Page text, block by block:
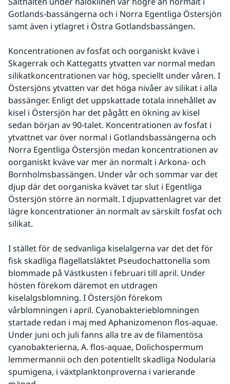
Gotlands-bassängerna och i Norra Egentliga Östersjön
samt även i ytlagret i Östra Gotlandsbassängen.
Koncentrationen av fosfat och oorganiskt kväve i
Skagerrak och Kattegatts ytvatten var normal medan
silikatkoncentrationen var hög, speciellt under våren. I
Östersjöns ytvatten var det höga nivåer av silikat i alla
bassänger. Enligt det uppskattade totala innehållet av
kisel i Östersjön har det pågått en ökning av kisel
sedan början av 90-talet. Koncentrationen av fosfat i
ytvattnet var över normal i Gotlandsbassängerna och
Norra Egentliga Östersjön medan koncentrationen av
oorganiskt kväve var mer än normalt i Arkona- och
Bornholmsbassängen. Under vår och sommar var det
djup där det oorganiska kvävet tar slut i Egentliga
Östersjön större än normalt. I djupvattenlagret var det
lägre koncentrationer än normalt av särskilt fosfat och
silikat.
I stället för de sedvanliga kiselalgerna var det det för
fisk skadliga flagellatsläktet Pseudochattonella som
blommade på Västkusten i februari till april. Under
hösten förekom däremot en utdragen
kiselalgsblomning. I Östersjön förekom
vårblomningen i april. Cyanobakterieblomningen
startade redan i maj med Aphanizomenon flos-aquae.
Under juni och juli fanns alla tre av de filamentösa
cyanobakterierna, A. flos-aquae, Dolichospermum
lemmermannii och den potentiellt skadliga Nodularia
spumigena, i växtplanktonproverna i varierande